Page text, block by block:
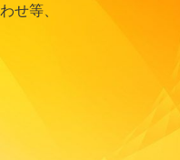
せ等、